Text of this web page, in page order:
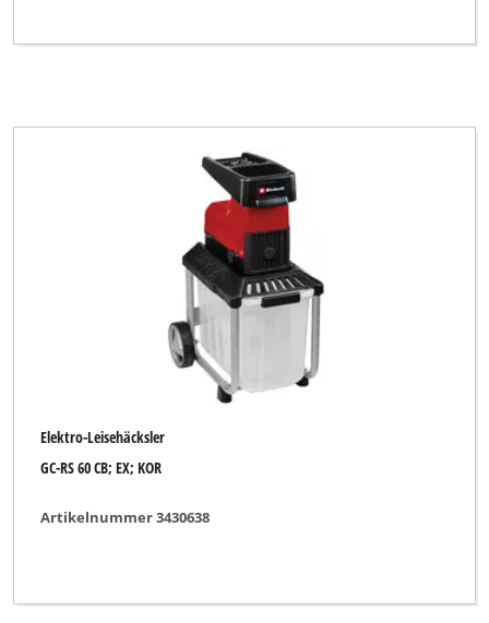
Elektro-Leisehäcksler
GC-RS 60 CB; EX; KOR
Artikelnummer 3430638